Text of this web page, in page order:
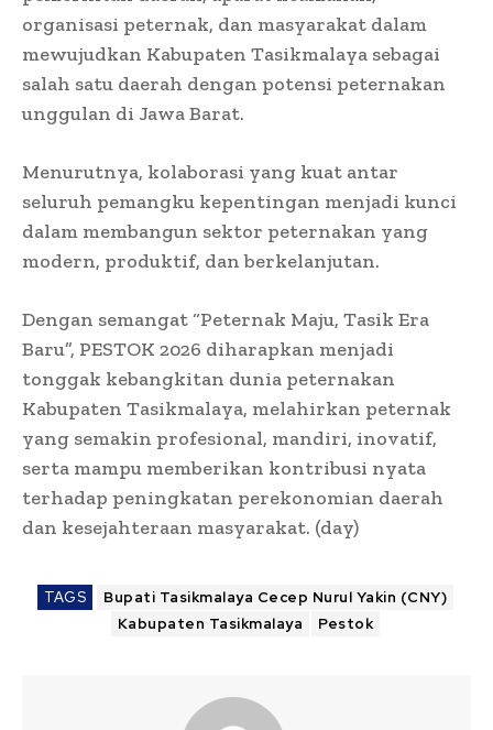
organisasi peternak, dan masyarakat dalam
mewujudkan Kabupaten Tasikmalaya sebagai
salah satu daerah dengan potensi peternakan
unggulan di Jawa Barat.
Menurutnya, kolaborasi yang kuat antar
seluruh pemangku kepentingan menjadi kunci
dalam membangun sektor peternakan yang
modern, produktif, dan berkelanjutan.
Dengan semangat “Peternak Maju, Tasik Era
Baru”, PESTOK 2026 diharapkan menjadi
tonggak kebangkitan dunia peternakan
Kabupaten Tasikmalaya, melahirkan peternak
yang semakin profesional, mandiri, inovatif,
serta mampu memberikan kontribusi nyata
terhadap peningkatan perekonomian daerah
dan kesejahteraan masyarakat. (day)
TAGS
Bupati Tasikmalaya Cecep Nurul Yakin (CNY)
Kabupaten Tasikmalaya
Pestok